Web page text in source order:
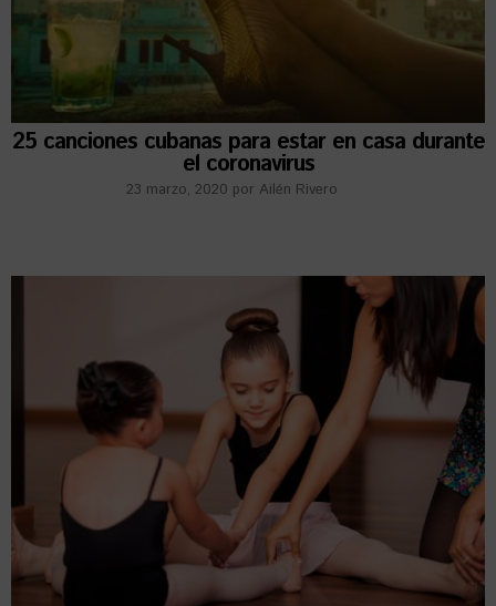
25 canciones cubanas para estar en casa durante
el coronavirus
23 marzo, 2020 por Ailén Rivero